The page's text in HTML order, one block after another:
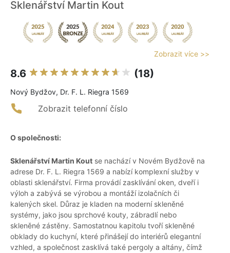
Sklenářství Martin Kout
Zobrazit více >>
8.6 (18)
Nový Bydžov, Dr. F. L. Riegra 1569
Zobrazit telefonní číslo
O společnosti:
Sklenářství Martin Kout se nachází v Novém Bydžově na
adrese Dr. F. L. Riegra 1569 a nabízí komplexní služby v
oblasti sklenářství. Firma provádí zasklívání oken, dveří i
výloh a zabývá se výrobou a montáží izolačních či
kalených skel. Důraz je kladen na moderní skleněné
systémy, jako jsou sprchové kouty, zábradlí nebo
skleněné zástěny. Samostatnou kapitolu tvoří skleněné
obklady do kuchyní, které přinášejí do interiérů elegantní
vzhled, a společnost zasklívá také pergoly a altány, čímž